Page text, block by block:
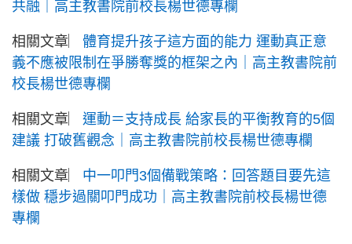
共融｜高主教書院前校長楊世德專欄
相關文章︳ 體育提升孩子這方面的能力 運動真正意
義不應被限制在爭勝奪獎的框架之內｜高主教書院前
校長楊世德專欄
相關文章︳ 運動＝支持成長 給家長的平衡教育的5個
建議 打破舊觀念｜高主教書院前校長楊世德專欄
相關文章︳ 中一叩門3個備戰策略：回答題目要先這
樣做 穩步過關叩門成功｜高主教書院前校長楊世德
專欄